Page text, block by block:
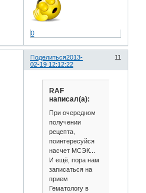
0
Поделиться 11
2013-
02-19 12:12:22
RAF
написал(а):
При очередном
получении
рецепта,
поинтересуйся
насчет МСЭК...
И ещё, пора нам
записаться на
прием
Гематологу в